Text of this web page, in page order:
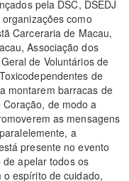
pela DSC, DSEDJ
como
Carceraria de Macau,
Associação dos
de Voluntários de
de
montarem barracas de
de modo a
as mensagens
a
presente no evento
apelar todos os
espírito de cuidado,